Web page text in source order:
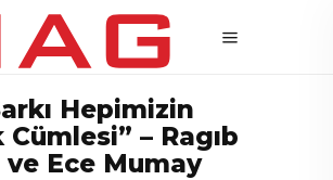
Hepimizin
– Ragıb
ve Ece Mumay